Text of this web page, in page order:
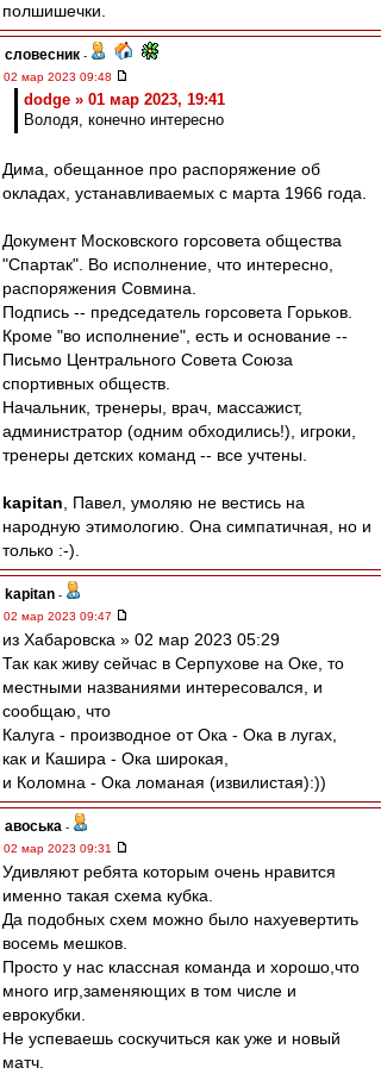
полшишечки.
словесник -
02 мар 2023 09:48
dodge » 01 мар 2023, 19:41
Володя, конечно интересно
Дима, обещанное про распоряжение об
окладах, устанавливаемых с марта 1966 года.
Документ Московского горсовета общества
"Спартак". Во исполнение, что интересно,
распоряжения Совмина.
Подпись -- председатель горсовета Горьков.
Кроме "во исполнение", есть и основание --
Письмо Центрального Совета Союза
спортивных обществ.
Начальник, тренеры, врач, массажист,
администратор (одним обходились!), игроки,
тренеры детских команд -- все учтены.
kapitan , Павел, умоляю не вестись на
народную этимологию. Она симпатичная, но и
только :-).
kapitan -
02 мар 2023 09:47
из Хабаровска » 02 мар 2023 05:29
Так как живу сейчас в Серпухове на Оке, то
местными названиями интересовался, и
сообщаю, что
Калуга - производное от Ока - Ока в лугах,
как и Кашира - Ока широкая,
и Коломна - Ока ломаная (извилистая):))
авоська -
02 мар 2023 09:31
Удивляют ребята которым очень нравится
именно такая схема кубка.
Да подобных схем можно было нахуевертить
восемь мешков.
Просто у нас классная команда и хорошо,что
много игр,заменяющих в том числе и
еврокубки.
Не успеваешь соскучиться как уже и новый
матч.